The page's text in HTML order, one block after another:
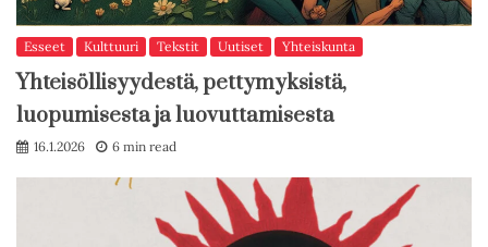
Esseet Kulttuuri Tekstit Uutiset Yhteiskunta
Yhteisöllisyydestä, pettymyksistä,
luopumisesta ja luovuttamisesta
16.1.2026 6 min read